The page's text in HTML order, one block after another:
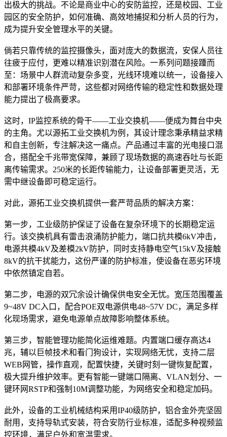
出极大的挑战。不论是商业中心的安防监控，还是校园、工业
园区的安全防护，如何准确、高效地捕捉和分析人员的行为，
成为提升安全管理水平的关键。
倘若只靠传统的监控摄像头，面对庞大的数据流，安保人员往
往疲于应付，更难以精准识别潜在风险。一系列问题接踵而
至：场景中人群流动复杂多变，光线环境难以统一，设备接入
和部署环境条件严苛，这些都对网络传输的稳定性和数据处理
能力提出了极高要求。
这时，IP监控系统的骨干——工业交换机——便成为舞台中央
的主角。尤以源拓工业交换机为例，其设计理念秉承精益求精
和自主创新，专注解决这一痛点。产品通过丰富的光电接口混
合，搭配全千兆带宽保障，兼顾了现场数据的高速吞吐与长距
离传输需求。250米的长距传输能力，让设备部署更灵活，无
需中继设备即可稳定运行。
对此，源拓工业交换机提供一套严苛品质的解决方案：
第一步，工业级防护保证了设备在复杂环境下的长期稳定运
行。该交换机具有雷击浪涌防护能力，端口抗共模6kV冲击，
电源共模4kV及差模2kV防护，同时支持静电空气15kV及接触
8kV的抗干扰能力，这份严谨的防护标准，使设备在恶劣环境
中依然镇定自若。
第二步，电源的双冗余设计确保供电安全无忧。宽压范围覆盖
9~48V DC入口，配合POE双电源供电48~57V DC，满足多样
化现场需求，避免电源单点故障影响整体系统。
第三步，智能管理功能简化运维难题。内置端口缓存高达4
兆，辅以巨帧技术和看门狗设计，实现网络无忧，支持二层
WEB网管，操作直观，配置快捷，关键时刻一键恢复配置，
极大提升维护效率。更有智能一键端口隔离、VLAN划分、一
键环网RSTP和强制10M调整功能，为网络安全和稳定加码。
此外，设备的工业机械结构采用IP40级防护，铝合金外壳坚固
耐用，支持导轨式安装，符合安防行业标准，适配多种视频监
控环境，满足户外和宽温需求。